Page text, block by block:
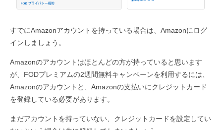
すでにAmazonアカウントを持っている場合は、Amazonにログ
インしましょう。
Amazonのアカウントはほとんどの方が持っていると思います
が、FODプレミアムの2週間無料キャンペーンを利用するには、
Amazonのアカウントと、Amazonの支払いにクレジットカード
を登録している必要があります。
まだアカウントを持っていない、クレジットカードを設定してい